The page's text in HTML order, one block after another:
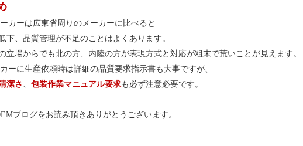
カーは広東省周りのメーカーに比べると
下、品質管理が不足のことはよくあります。
立場からでも北の方、内陸の方が表現方式と対応が粗末で荒いことが見えます。
ーに生産依頼時は詳細の品質要求指示書も大事ですが、
潔さ、 包装作業マニュアル要求も必ず注意必要です。
ブログをお読み頂きありがとうございます。